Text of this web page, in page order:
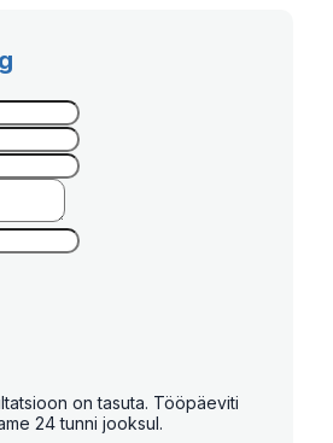
on tasuta. Tööpäeviti
24 tunni jooksul.